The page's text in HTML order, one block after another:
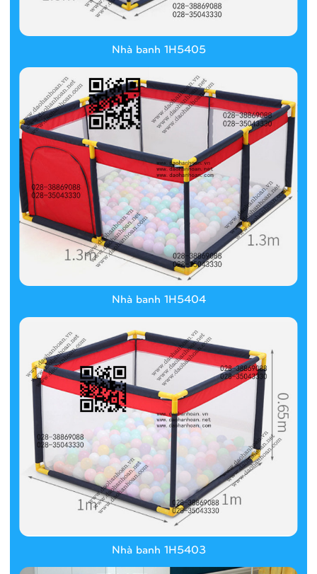
Nhà banh 1H5405
Nhà banh 1H5404
Nhà banh 1H5403